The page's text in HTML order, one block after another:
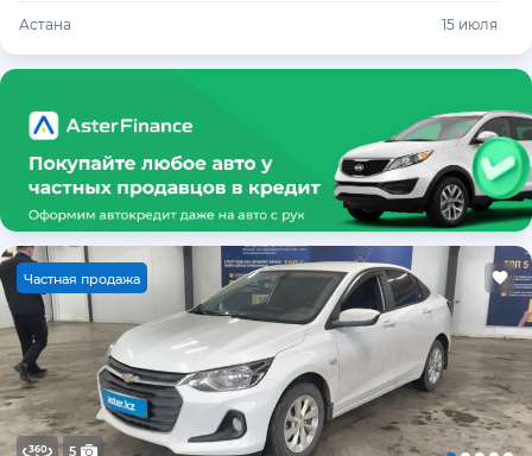
Астана 15 июля
Частная продажа
5